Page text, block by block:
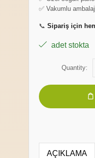
✅ Vakumlu ambalaj
📞 Sipariş için
adet stokta
AÇIKLAMA